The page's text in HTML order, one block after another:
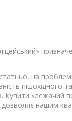
на
Купити
нашим